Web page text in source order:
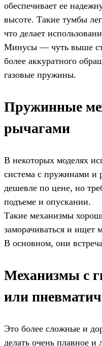
обеспечивает ее
высоте. Такие тумбы
что делает
Минусы — чуть выше
более аккуратного
газовые пружины.
Пружинные
рычагами
В некоторых моделях
система с пружинами
дешевле по цене, но
подъеме и опускании.
Такие механизмы
заморачиваться и ищет
В основном, они
Механизмы с
или
Это более сложные и
делать очень плавное и